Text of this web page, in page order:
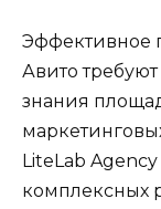
Эффективное
Авито
знания
LiteLab
комплексных